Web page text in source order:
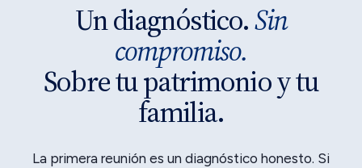
Un diagnóstico.Sin
compromiso.
Sobre tu patrimonio y tu
familia.
La primera reunión es un diagnóstico honesto. Si